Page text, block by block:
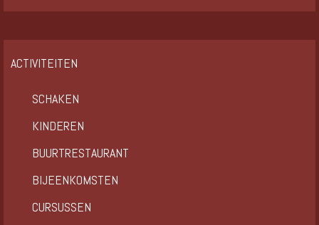
ACTIVITEITEN
SCHAKEN
KINDEREN
BUURTRESTAURANT
BIJEENKOMSTEN
CURSUSSEN